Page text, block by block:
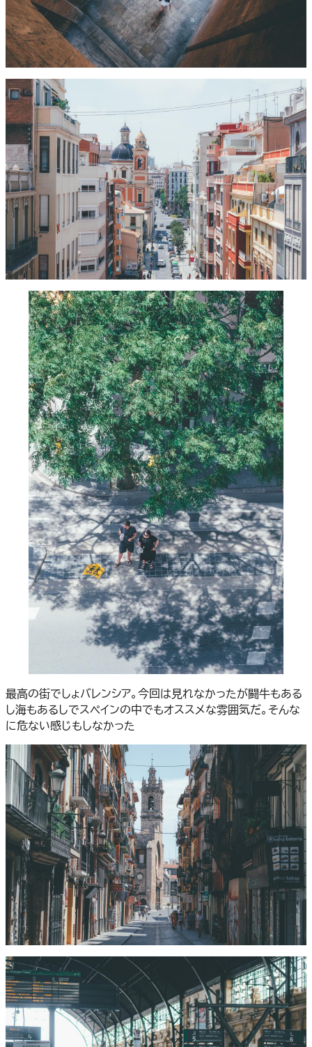
最高の街でしょバレンシア。今回は見れなかったが闘牛もある
し海もあるしでスペインの中でもオススメな雰囲気だ。そんな
に危ない感じもしなかった